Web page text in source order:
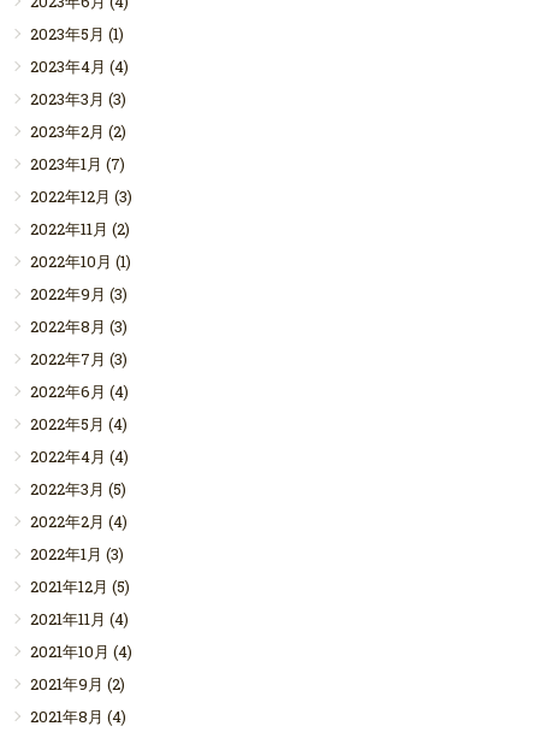
2023年5月 (1)
2023年4月 (4)
2023年3月 (3)
2023年2月 (2)
2023年1月 (7)
2022年12月 (3)
2022年11月 (2)
2022年10月 (1)
2022年9月 (3)
2022年8月 (3)
2022年7月 (3)
2022年6月 (4)
2022年5月 (4)
2022年4月 (4)
2022年3月 (5)
2022年2月 (4)
2022年1月 (3)
2021年12月 (5)
2021年11月 (4)
2021年10月 (4)
2021年9月 (2)
2021年8月 (4)